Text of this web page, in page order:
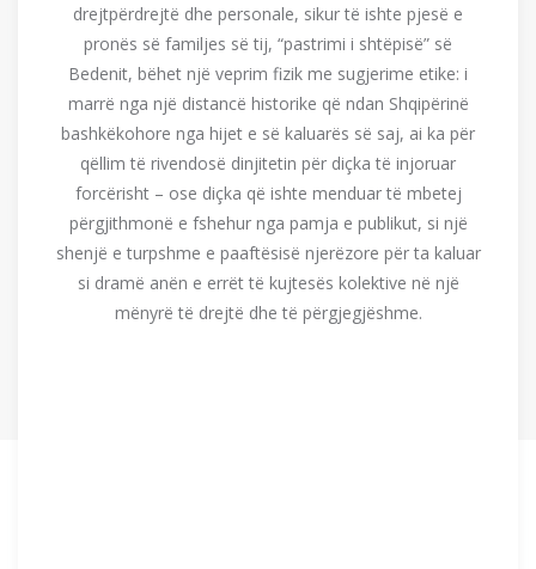
drejtpërdrejtë dhe personale, sikur të ishte pjesë e
pronës së familjes së tij, “pastrimi i shtëpisë” së
Bedenit, bëhet një veprim fizik me sugjerime etike: i
marrë nga një distancë historike që ndan Shqipërinë
bashkëkohore nga hijet e së kaluarës së saj, ai ka për
qëllim të rivendosë dinjitetin për diçka të injoruar
forcërisht – ose diçka që ishte menduar të mbetej
përgjithmonë e fshehur nga pamja e publikut, si një
shenjë e turpshme e paaftësisë njerëzore për ta kaluar
si dramë anën e errët të kujtesës kolektive në një
mënyrë të drejtë dhe të përgjegjëshme.